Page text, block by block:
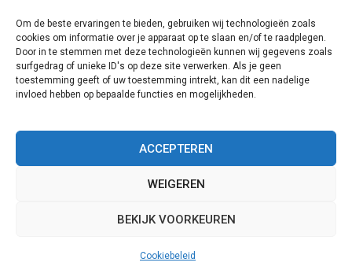
Om de beste ervaringen te bieden, gebruiken wij technologieën zoals
cookies om informatie over je apparaat op te slaan en/of te raadplegen.
Door in te stemmen met deze technologieën kunnen wij gegevens zoals
surfgedrag of unieke ID's op deze site verwerken. Als je geen
toestemming geeft of uw toestemming intrekt, kan dit een nadelige
invloed hebben op bepaalde functies en mogelijkheden.
ACCEPTEREN
WEIGEREN
BEKIJK VOORKEUREN
Cookiebeleid
Contact